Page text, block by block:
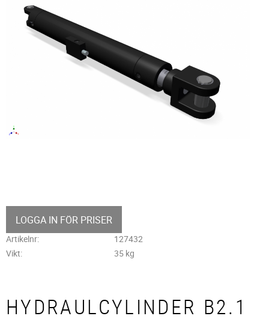
LOGGA IN FÖR PRISER
Artikelnr
127432
Vikt
35 kg
HYDRAULCYLINDER B2.1